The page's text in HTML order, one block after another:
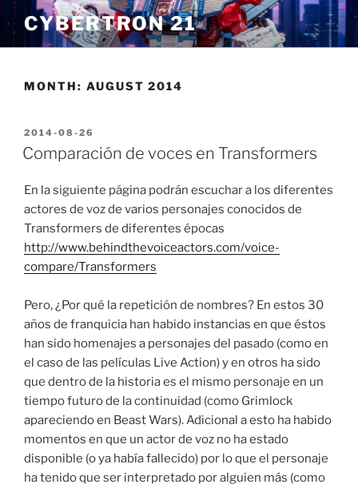
Skip
to
content
CYBERTRON 21
MONTH: AUGUST 2014
POSTED
ON
2014-08-26
Comparación de voces en Transformers
En la siguiente página podrán escuchar a los diferentes
actores de voz de varios personajes conocidos de
Transformers de diferentes épocas
http://www.behindthevoiceactors.com/voice-
compare/Transformers
Pero, ¿Por qué la repetición de nombres? En estos 30
años de franquicia han habido instancias en que éstos
han sido homenajes a personajes del pasado (como en
el caso de las películas Live Action) y en otros ha sido
que dentro de la historia es el mismo personaje en un
tiempo futuro de la continuidad (como Grimlock
apareciendo en Beast Wars). Adicional a esto ha habido
momentos en que un actor de voz no ha estado
disponible (o ya había fallecido) por lo que el personaje
ha tenido que ser interpretado por alguien más (como